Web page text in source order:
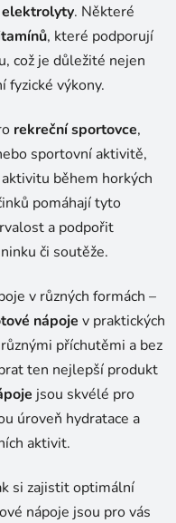
. Některé
, které podporují
což je důležité nejen
fyzické výkony.
rekreční sportovce,
sportovní aktivitě,
během horkých
pomáhají tyto
a podpořit
či soutěže.
v různých formách –
nápoje v praktických
příchutěmi a bez
ten nejlepší produkt
jsou skvélé pro
úroveň hydratace a
aktivit.
si zajistit optimální
nápoje jsou pro vás